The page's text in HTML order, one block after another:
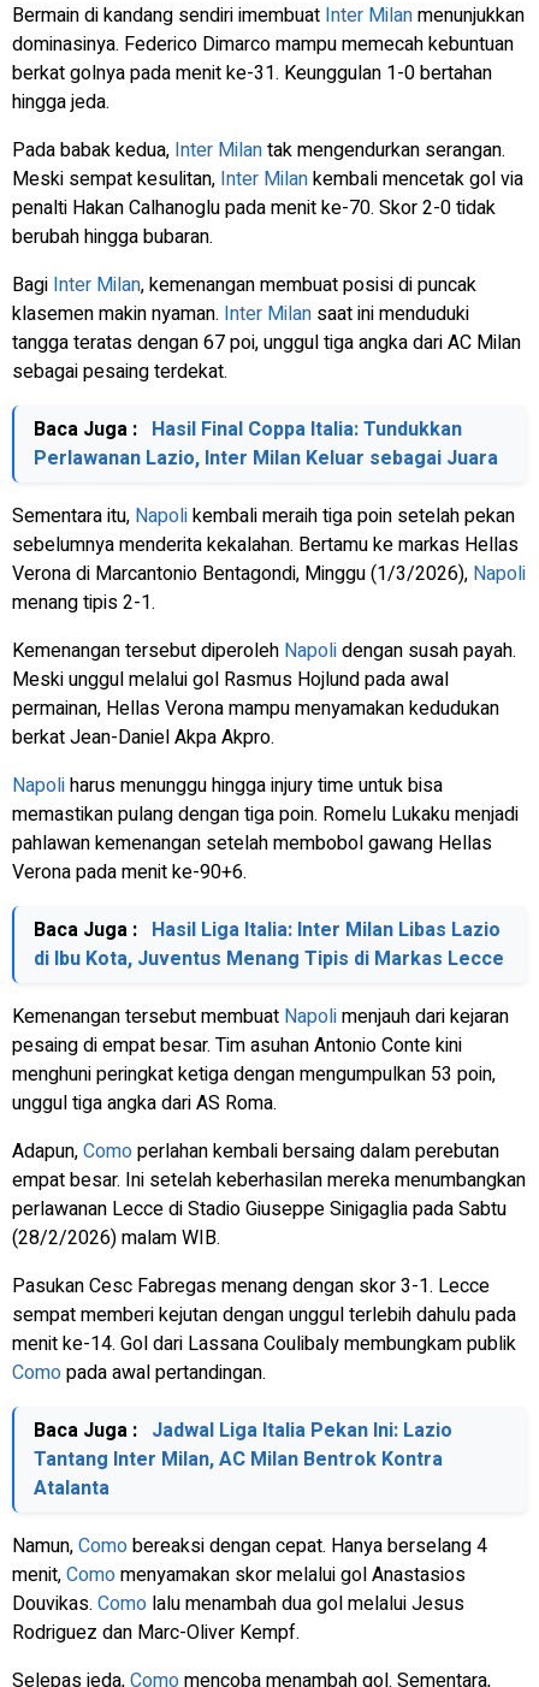
Bermain di kandang sendiri imembuat Inter Milanmenunjukkan
dominasinya. Federico Dimarco mampu memecah kebuntuan
berkat golnya pada menit ke-31. Keunggulan 1-0 bertahan
hingga jeda.
Pada babak kedua, Inter Milantak mengendurkan serangan.
Meski sempat kesulitan, Inter Milankembali mencetak gol via
penalti Hakan Calhanoglu pada menit ke-70. Skor 2-0 tidak
berubah hingga bubaran.
Bagi Inter Milan, kemenangan membuat posisi di puncak
klasemen makin nyaman. Inter Milan saat ini menduduki
tangga teratas dengan 67 poi, unggul tiga angka dari AC Milan
sebagai pesaing terdekat.
Baca Juga : Hasil Final Coppa Italia: Tundukkan
Perlawanan Lazio, Inter Milan Keluar sebagai Juara
Sementara itu, Napolikembali meraih tiga poin setelah pekan
sebelumnya menderita kekalahan. Bertamu ke markas Hellas
Verona di Marcantonio Bentagondi, Minggu (1/3/2026), Napoli
menang tipis 2-1.
Kemenangan tersebut diperoleh Napolidengan susah payah.
Meski unggul melalui gol Rasmus Hojlund pada awal
permainan, Hellas Verona mampu menyamakan kedudukan
berkat Jean-Daniel Akpa Akpro.
Napoliharus menunggu hinggainjury timeuntuk bisa
memastikan pulang dengan tiga poin. Romelu Lukaku menjadi
pahlawan kemenangan setelah membobol gawang Hellas
Verona pada menit ke-90+6.
Baca Juga : Hasil Liga Italia: Inter Milan Libas Lazio
di Ibu Kota, Juventus Menang Tipis di Markas Lecce
Kemenangan tersebut membuat Napolimenjauh dari kejaran
pesaing di empat besar. Tim asuhan Antonio Conte kini
menghuni peringkat ketiga dengan mengumpulkan 53 poin,
unggul tiga angka dari AS Roma.
Adapun,Comoperlahan kembali bersaing dalam perebutan
empat besar. Ini setelah keberhasilan mereka menumbangkan
perlawanan Lecce di Stadio Giuseppe Sinigaglia pada Sabtu
(28/2/2026) malam WIB.
Pasukan Cesc Fabregas menang dengan skor 3-1. Lecce
sempat memberi kejutan dengan unggul terlebih dahulu pada
menit ke-14. Gol dari Lassana Coulibaly membungkam publik
Comopada awal pertandingan.
Baca Juga : Jadwal Liga Italia Pekan Ini: Lazio
Tantang Inter Milan, AC Milan Bentrok Kontra
Atalanta
Namun,Comobereaksi dengan cepat. Hanya berselang 4
menit,Comomenyamakan skor melalui gol Anastasios
Douvikas. Como lalu menambah dua gol melalui Jesus
Rodriguez dan Marc-Oliver Kempf.
Selepas jeda,Comomencoba menambah gol. Sementara,